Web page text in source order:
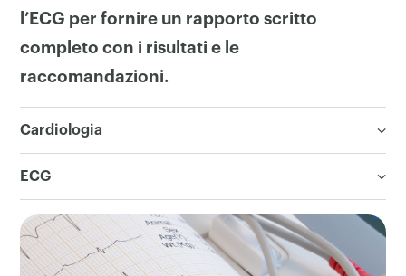
l’ECG per fornire un rapporto scritto
completo con i risultati e le
raccomandazioni.
Cardiologia
ECG